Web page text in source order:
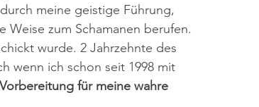
meine geistige Führung,
Weise zum Schamanen berufen.
wurde. 2 Jahrzehnte des
wenn ich schon seit 1998 mit
Vorbereitung für meine wahre